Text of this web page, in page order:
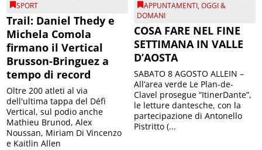
SPORT
Trail: Daniel Thedy e
Michela Comola
firmano il Vertical
Brusson-Bringuez a
tempo di record
Oltre 200 atleti al via
dell'ultima tappa del Défì
Vertical, sul podio anche
Mathieu Brunod, Alex
Noussan, Miriam Di Vincenzo
e Kaitlin Allen
APPUNTAMENTI,OGGI &
DOMANI
COSA FARE NEL FINE
SETTIMANA IN VALLE
D’AOSTA
SABATO 8 AGOSTO ALLEIN –
All’area verde Le Plan-de-
Clavel prosegue “ItinerDante”,
le letture dantesche, con la
partecipazione di Antonello
Pistritto (...